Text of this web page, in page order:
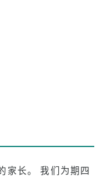
家长。 我们为期四